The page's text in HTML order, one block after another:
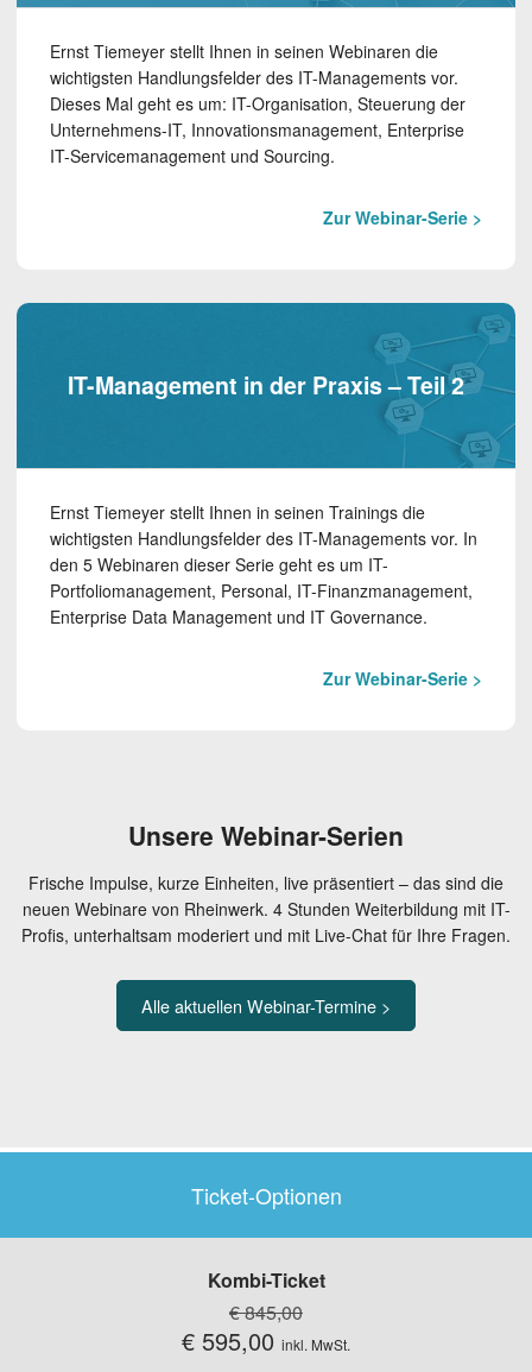
Ernst Tiemeyer stellt Ihnen in seinen Webinaren die
wichtigsten Handlungsfelder des IT-Managements vor.
Dieses Mal geht es um: IT-Organisation, Steuerung der
Unternehmens-IT, Innovations­management, Enterprise
IT-Servicemanagement und Sourcing.
Zur Webinar-Serie >
IT-Management in der Praxis – Teil 2
Ernst Tiemeyer stellt Ihnen in seinen Trainings die
wichtigsten Handlungs­felder des IT-Managements vor. In
den 5 Webinaren dieser Serie geht es um IT-
Portfoliomanagement, Personal, IT-Finanzmanagement,
Enterprise Data Management und IT Governance.
Zur Webinar-Serie >
Unsere Webinar-Serien
Frische Impulse, kurze Einheiten, live präsentiert – das sind die
neuen Webinare von Rheinwerk. 4 Stunden Weiterbildung mit IT-
Profis, unterhaltsam moderiert und mit Live-Chat für Ihre Fragen.
Alle aktuellen Webinar-Termine >
Ticket-Optionen
Kombi-Ticket
€ 845,00
€ 595,00 inkl. MwSt.